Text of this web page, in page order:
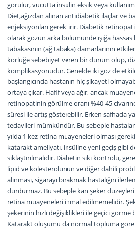
görülür, vücutta insülin eksik veya
Diet,ağızdan alınan antidiabetik ilaçlar ve
enjeksiyonları gerektirir. Diabetik retinopati,
olarak gözün arka bölümünde ışığa
tabakasının (ağ tabaka) damarlarının
körlüğe sebebiyet veren bir durum olup,
komplikasyonudur. Genelde iki göz de
başlangıcında hastanın hiç şikayeti
ortaya çıkar. Hafif veya ağır, ancak
retinopatinin görülme oranı %40-45
süresi ile artış gösterebilir. Erken safhada
tedavileri mümkündür. Bu sebeple
yılda 1 kez retina muayeneleri olması
katarakt ameliyatı, insüline yeni geçiş gibi
sıklaştırılmalıdır. Diabetin sıkı kontrolü,
lipid ve kolesterolünün ve diğer dahili
alınması, sigarayı bırakmak hastalığın
durdurmaz. Bu sebeple kan şeker
retina muayeneleri ihmal edilmemelidir.
şekerinin hızlı değişiklikleri ile geçici görme
Katarakt oluşumu da normal topluma göre